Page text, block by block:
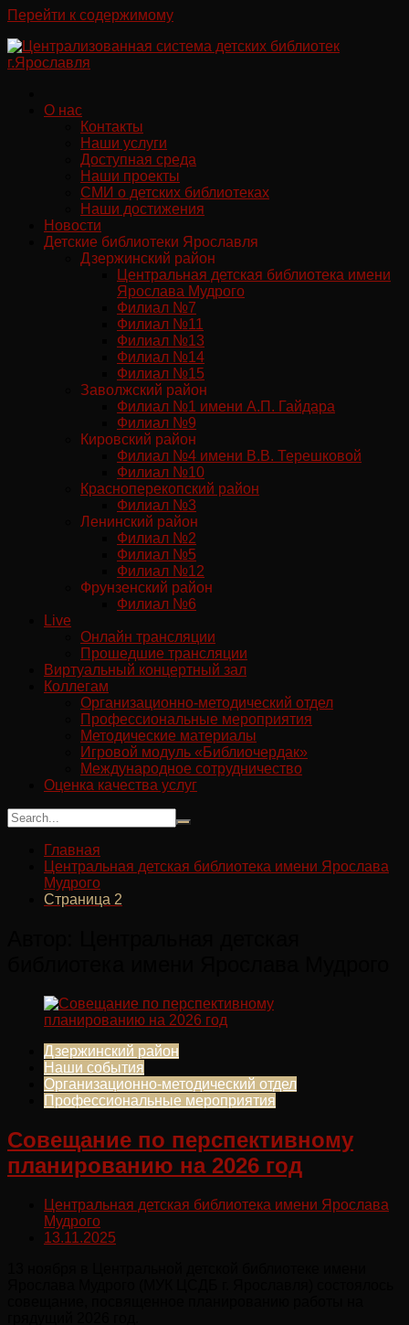
Перейти к содержимому
О нас
Контакты
Наши услуги
Доступная среда
Наши проекты
СМИ о детских библиотеках
Наши достижения
Новости
Детские библиотеки Ярославля
Дзержинский район
Центральная детская библиотека имени
Ярослава Мудрого
Филиал №7
Филиал №11
Филиал №13
Филиал №14
Филиал №15
Заволжский район
Филиал №1 имени А.П. Гайдара
Филиал №9
Кировский район
Филиал №4 имени В.В. Терешковой
Филиал №10
Красноперекопский район
Филиал №3
Ленинский район
Филиал №2
Филиал №5
Филиал №12
Фрунзенский район
Филиал №6
Live
Онлайн трансляции
Прошедшие трансляции
Виртуальный концертный зал
Коллегам
Организационно-методический отдел
Профессиональные мероприятия
Методические материалы
Игровой модуль «Библиочердак»
Международное сотрудничество
Оценка качества услуг
Главная
Центральная детская библиотека имени Ярослава
Мудрого
Страница 2
Дзержинский район
Наши события
Организационно-методический отдел
Профессиональные мероприятия
Совещание по перспективному
планированию на 2026 год
Центральная детская библиотека имени Ярослава
Мудрого
13.11.2025